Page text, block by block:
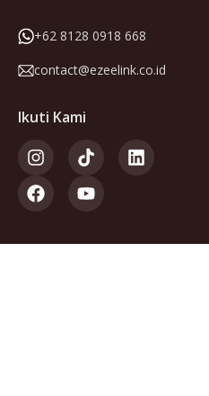
+62 8128 0918 668
contact@ezeelink.co.id
Ikuti Kami